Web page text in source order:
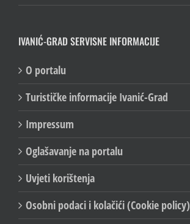
IVANIĆ-GRAD SERVISNE INFORMACIJE
O portalu
Turističke informacije Ivanić-Grad
Impressum
Oglašavanje na portalu
Uvjeti korištenja
Osobni podaci i kolačići (Cookie policy)